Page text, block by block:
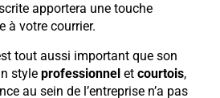
apportera une touche
à votre courrier.
tout aussi important que son
style professionnel et courtois,
au sein de l’entreprise n’a pas